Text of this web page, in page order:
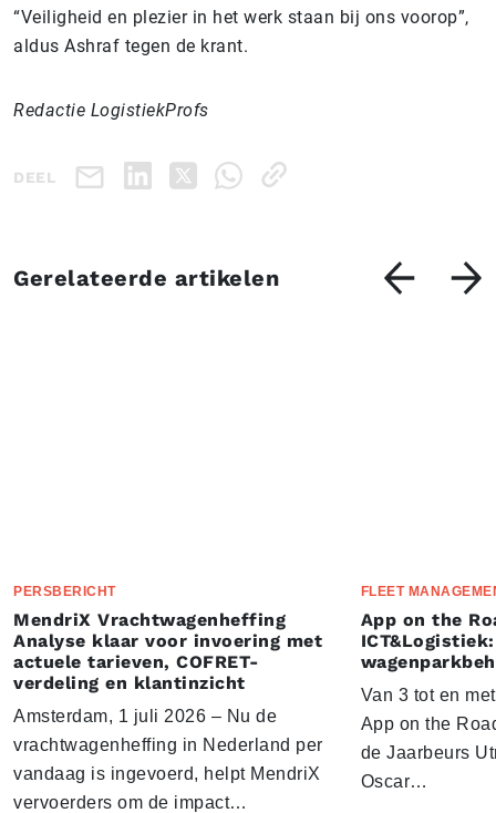
“Veiligheid en plezier in het werk staan bij ons voorop”,
aldus Ashraf tegen de krant.
Redactie LogistiekProfs
DEEL
Gerelateerde artikelen
PERSBERICHT
MendriX Vrachtwagenheffing
Analyse klaar voor invoering met
actuele tarieven, COFRET-
verdeling en klantinzicht
Amsterdam, 1 juli 2026 – Nu de
vrachtwagenheffing in Nederland per
vandaag is ingevoerd, helpt MendriX
vervoerders om de impact…
FLEET
App on the
Van 3 tot en
App on the
de Jaarbeurs
Oscar…